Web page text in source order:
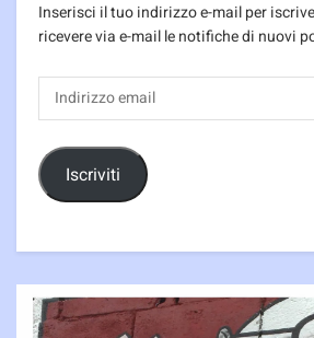
Inserisci il tuo indirizzo e-mail per
ricevere via e-mail le notifiche di nuovi
Indirizzo
email
Iscriviti